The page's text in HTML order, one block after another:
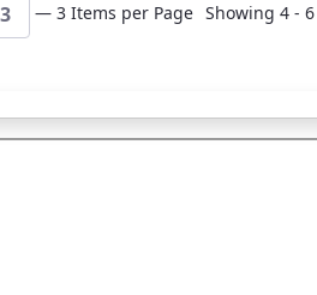
— 3 Items per Page Showing 4 -